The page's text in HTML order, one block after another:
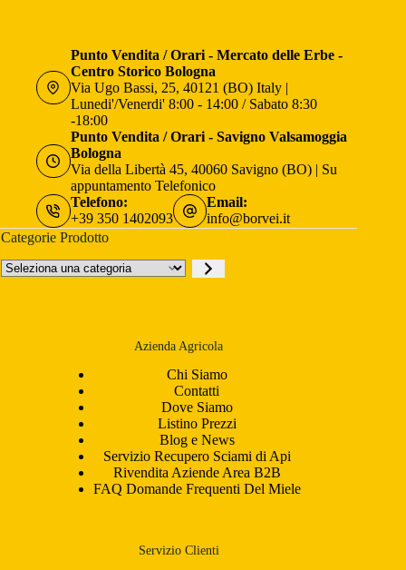
Punto Vendita / Orari - Mercato delle Erbe -
Centro Storico Bologna
Via Ugo Bassi, 25, 40121 (BO) Italy |
Lunedi'/Venerdi' 8:00 - 14:00 / Sabato 8:30
-18:00
Punto Vendita / Orari - Savigno Valsamoggia
Bologna
Via della Libertà 45, 40060 Savigno (BO) | Su
appuntamento Telefonico
Telefono:
+39 350 1402093
Email:
info@borvei.it
Categorie Prodotto
Seleziona
una
Azienda Agricola
Chi Siamo
Contatti
Dove Siamo
Listino Prezzi
Blog e News
Servizio Recupero Sciami di Api
Rivendita Aziende Area B2B
FAQ Domande Frequenti Del Miele
Servizio Clienti